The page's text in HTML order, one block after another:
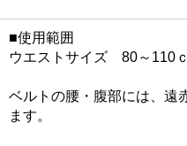
■使用範囲
ウエストサイズ 80～110
ベルトの腰・腹部には、遠
ます。